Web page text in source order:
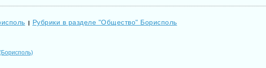
| Рубрики в разделе "Общество" Борисполь